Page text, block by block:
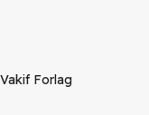
Vakif Forlag